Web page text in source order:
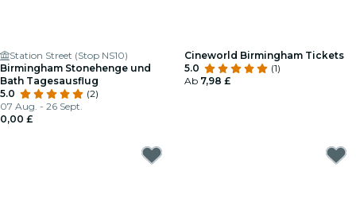
Station Street (Stop NS10)
Birmingham Stonehenge und
Bath Tagesausflug
5.0
(2)
07 Aug. - 26 Sept.
0,00 £
Cineworld Birmingham Tickets
5.0
(1)
Ab 7,98 £